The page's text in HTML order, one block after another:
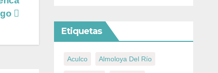
Etiquetas
Aculco Almoloya Del Río